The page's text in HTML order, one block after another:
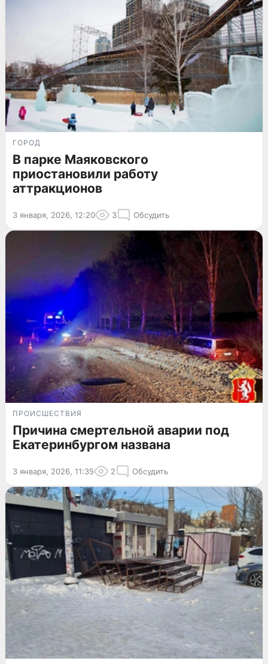
ГОРОД
В парке Маяковского
приостановили работу
аттракционов
3 января, 2026, 12:20 3 Обсудить
ПРОИСШЕСТВИЯ
Причина смертельной аварии под
Екатеринбургом названа
3 января, 2026, 11:35 2 Обсудить